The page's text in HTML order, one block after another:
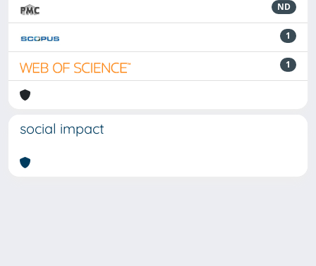
ND
1
1
social impact